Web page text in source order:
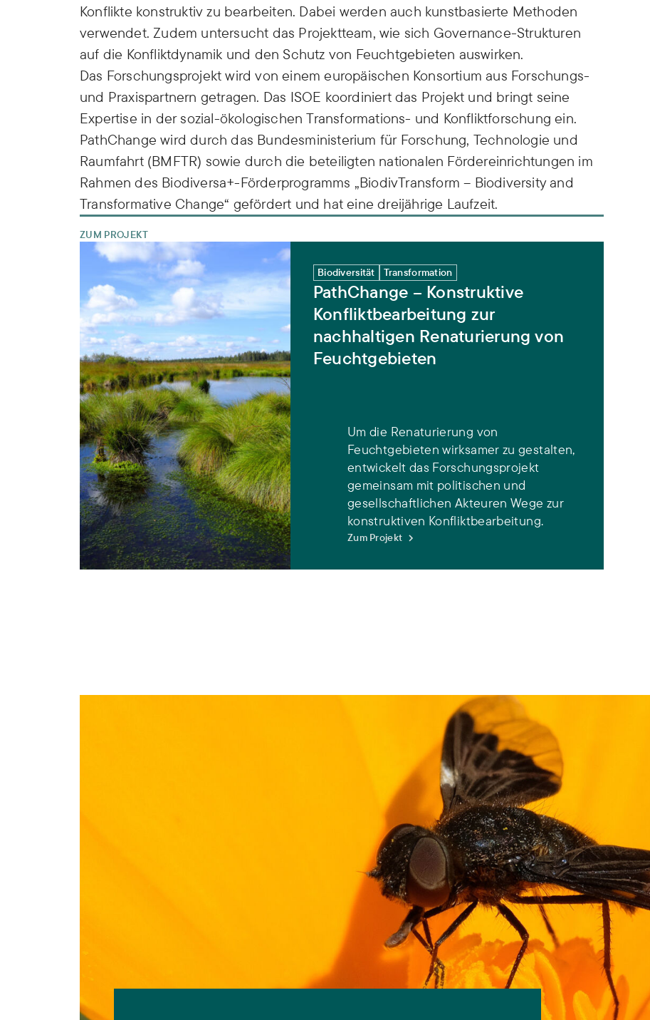
Konflikte konstruktiv zu bearbeiten. Dabei werden auch kunstbasierte Methoden
verwendet. Zudem untersucht das Projektteam, wie sich Governance-Strukturen
auf die Konfliktdynamik und den Schutz von Feuchtgebieten auswirken.
Das Forschungsprojekt wird von einem europäischen Konsortium aus Forschungs-
und Praxispartnern getragen. Das ISOE koordiniert das Projekt und bringt seine
Expertise in der sozial-ökologischen Transformations- und Konfliktforschung ein.
PathChange wird durch das Bundesministerium für Forschung, Technologie und
Raumfahrt (BMFTR) sowie durch die beteiligten nationalen Fördereinrichtungen im
Rahmen des Biodiversa+-Förderprogramms „BiodivTransform – Biodiversity and
Transformative Change“ gefördert und hat eine dreijährige Laufzeit.
ZUM PROJEKT
PathChange – Konstruktive Konfliktbearbeitung zur nachhaltigen Renaturierung von Feuchtgebieten
Biodiversität Transformation
PathChange – Konstruktive
Konfliktbearbeitung zur
nachhaltigen Renaturierung von
Feuchtgebieten
Um die Renaturierung von
Feuchtgebieten wirksamer zu gestalten,
entwickelt das Forschungsprojekt
gemeinsam mit politischen und
gesellschaftlichen Akteuren Wege zur
konstruktiven Konfliktbearbeitung.
Zum Projekt